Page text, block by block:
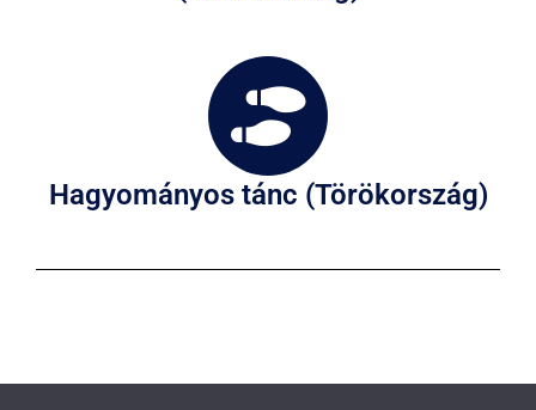
Hagyományos tánc (Törökország)